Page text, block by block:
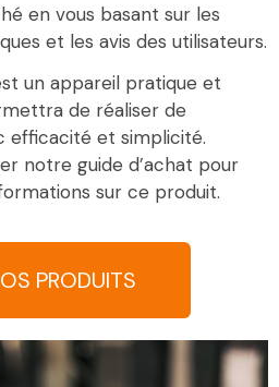
en vous basant sur les
et les avis des utilisateurs.
un appareil pratique et
de réaliser de
efficacité et simplicité.
notre guide d’achat pour
sur ce produit.
PRODUITS